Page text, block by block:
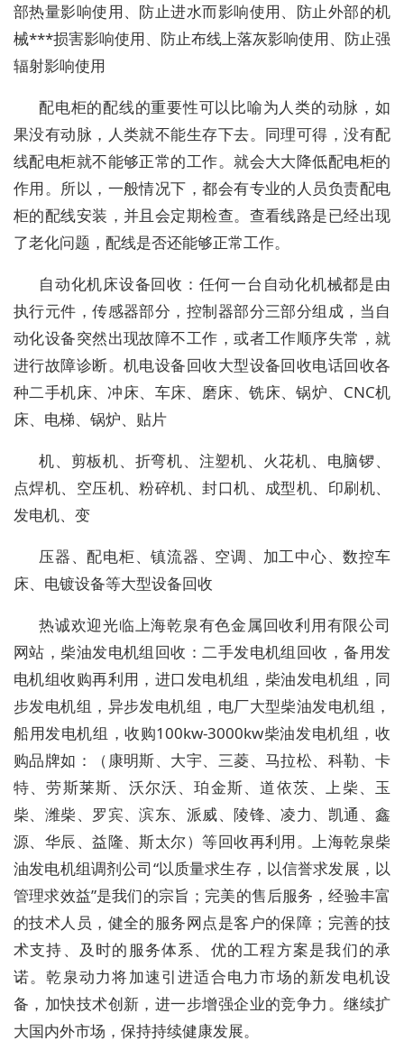
部热量影响使用、防止进水而影响使用、防止外部的机
械***损害影响使用、防止布线上落灰影响使用、防止强
辐射影响使用
配电柜的配线的重要性可以比喻为人类的动脉，如
果没有动脉，人类就不能生存下去。同理可得，没有配
线配电柜就不能够正常的工作。就会大大降低配电柜的
作用。所以，一般情况下，都会有专业的人员负责配电
柜的配线安装，并且会定期检查。查看线路是已经出现
了老化问题，配线是否还能够正常工作。
自动化机床设备回收：任何一台自动化机械都是由
执行元件，传感器部分，控制器部分三部分组成，当自
动化设备突然出现故障不工作，或者工作顺序失常，就
进行故障诊断。机电设备回收大型设备回收电话回收各
种二手机床、冲床、车床、磨床、铣床、锅炉、CNC机
床、电梯、锅炉、贴片
机、剪板机、折弯机、注塑机、火花机、电脑锣、
点焊机、空压机、粉碎机、封口机、成型机、印刷机、
发电机、变
压器、配电柜、镇流器、空调、加工中心、数控车
床、电镀设备等大型设备回收
热诚欢迎光临上海乾泉有色金属回收利用有限公司
网站，柴油发电机组回收：二手发电机组回收，备用发
电机组收购再利用，进口发电机组，柴油发电机组，同
步发电机组，异步发电机组，电厂大型柴油发电机组，
船用发电机组，收购100kw-3000kw柴油发电机组，收
购品牌如：（康明斯、大宇、三菱、马拉松、科勒、卡
特、劳斯莱斯、沃尔沃、珀金斯、道依茨、上柴、玉
柴、潍柴、罗宾、滨东、派威、陵锋、凌力、凯通、鑫
源、华辰、益隆、斯太尔）等回收再利用。上海乾泉柴
油发电机组调剂公司“以质量求生存，以信誉求发展，以
管理求效益”是我们的宗旨；完美的售后服务，经验丰富
的技术人员，健全的服务网点是客户的保障；完善的技
术支持、及时的服务体系、优的工程方案是我们的承
诺。乾泉动力将加速引进适合电力市场的新发电机设
备，加快技术创新，进一步增强企业的竞争力。继续扩
大国内外市场，保持持续健康发展。